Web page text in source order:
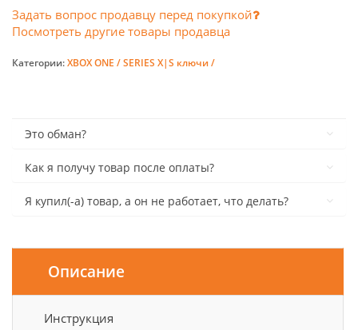
Задать вопрос продавцу перед покупкой
Посмотреть другие товары продавца
Категории:XBOX ONE / SERIES X|S ключи /
Это обман?
Как я получу товар после оплаты?
Я купил(-а) товар, а он не работает, что делать?
Описание
Инструкция